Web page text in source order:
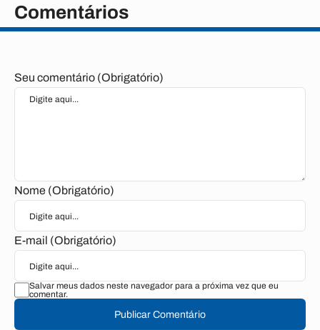
Comentários
Seu comentário (Obrigatório)
Nome (Obrigatório)
E-mail (Obrigatório)
Salvar meus dados neste navegador para a próxima vez que eu
comentar.
Publicar Comentário